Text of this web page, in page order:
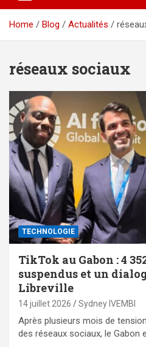
Home Blog Actualités
réseaux sociaux
TECHNOLOGIE
TikTok au Gabon : 4
suspendus et un
Libreville
14 juillet 2026 Sydney IVEMBI
Après plusieurs mois de
des réseaux sociaux, le Gabon